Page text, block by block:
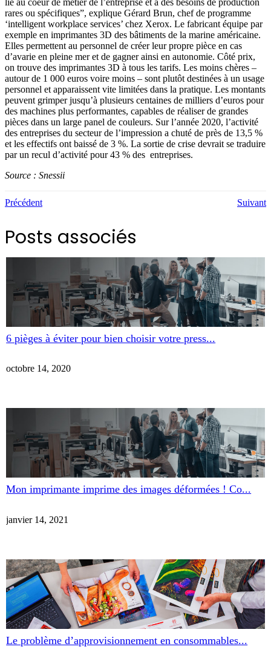
rares ou spécifiques”, explique Gérard Brun, chef de programme
‘intelligent workplace services’ chez Xerox. Le fabricant équipe par
exemple en imprimantes 3D des bâtiments de la marine américaine.
Elles permettent au personnel de créer leur propre pièce en cas
d’avarie en pleine mer et de gagner ainsi en autonomie. Côté prix,
on trouve des imprimantes 3D à tous les tarifs. Les moins chères –
autour de 1 000 euros voire moins – sont plutôt destinées à un usage
personnel et apparaissent vite limitées dans la pratique. Les montants
peuvent grimper jusqu’à plusieurs centaines de milliers d’euros pour
des machines plus performantes, capables de réaliser de grandes
pièces dans un large panel de couleurs. Sur l’année 2020, l’activité
des entreprises du secteur de l’impression a chuté de près de 13,5 %
et les effectifs ont baissé de 3 %. La sortie de crise devrait se traduire
par un recul d’activité pour 43 % des entreprises.
Source : Snessii
Précédent Suivant
Posts associés
6 pièges à éviter pour bien choisir votre press...
octobre 14, 2020
Mon imprimante imprime des images déformées ! Co...
janvier 14, 2021
Le problème d’approvisionnement en consommables...